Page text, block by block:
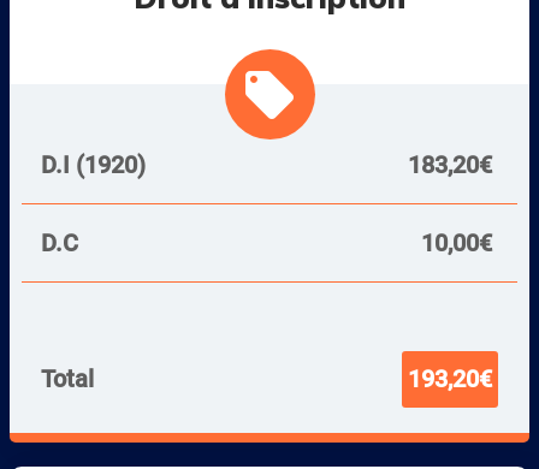
local_offer
D.I (1920) 183,20€
D.C 10,00€
Total 193,20€